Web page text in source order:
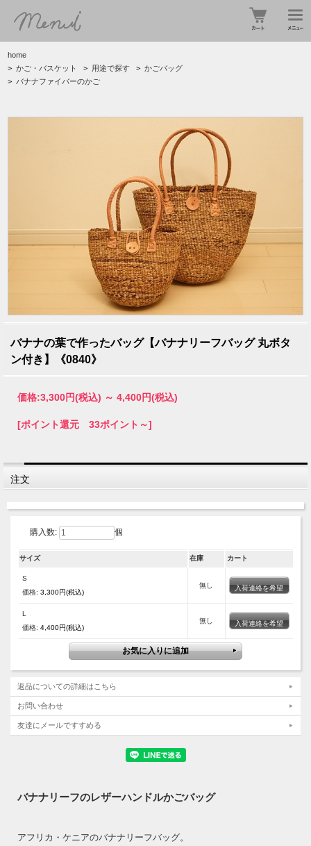
home
> かご・バスケット > 用途で探す > かごバッグ
> バナナファイバーのかご
バナナの葉で作ったバッグ【バナナリーフバッグ 丸ボタ
ン付き】《0840》
価格:3,300円(税込) ～ 4,400円(税込)
[ポイント還元 33ポイント～]
注文
購入数: 個
サイズ 在庫 カート
S
価格: 3,300円(税込)
無し 入荷連絡を希望
L
価格: 4,400円(税込)
無し 入荷連絡を希望
返品についての詳細はこちら
お問い合わせ
友達にメールですすめる
バナナリーフのレザーハンドルかごバッグ
アフリカ・ケニアのバナナリーフバッグ。